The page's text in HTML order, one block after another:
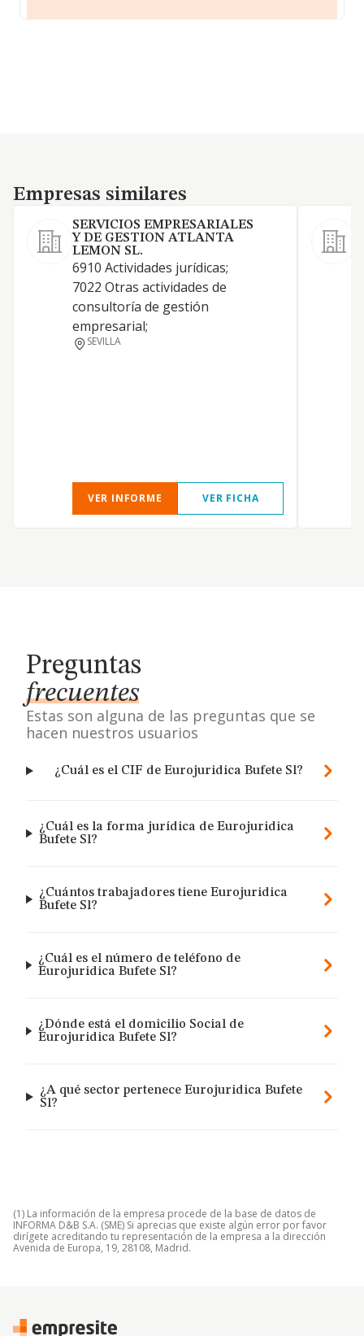
Empresas similares
Empresas similares
SERVICIOS EMPRESARIALES
Y DE GESTION ATLANTA
LEMON SL.
6910 Actividades jurídicas;
7022 Otras actividades de
consultoría de gestión
empresarial;
SEVILLA
VER INFORME VER FICHA
Preguntas
frecuentes
Estas son alguna de las preguntas que se
hacen nuestros usuarios
¿Cuál es el CIF de Eurojuridica Bufete Sl?
¿Cuál es la forma jurídica de Eurojuridica
Bufete Sl?
¿Cuántos trabajadores tiene Eurojuridica
Bufete Sl?
¿Cuál es el número de teléfono de
Eurojuridica Bufete Sl?
¿Dónde está el domicilio Social de
Eurojuridica Bufete Sl?
¿A qué sector pertenece Eurojuridica Bufete
Sl?
(1) La información de la empresa procede de la base de datos de
INFORMA D&B S.A. (SME) Si aprecias que existe algún error por favor
dirígete acreditando tu representación de la empresa a la dirección
Avenida de Europa, 19, 28108, Madrid.